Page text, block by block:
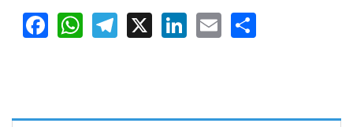
Facebook
WhatsApp
Telegram
X LinkedIn
Email